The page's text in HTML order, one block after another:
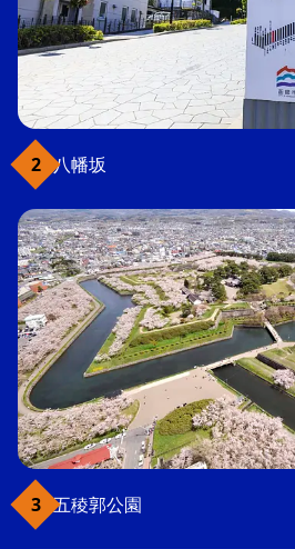
八幡坂
五稜郭公園